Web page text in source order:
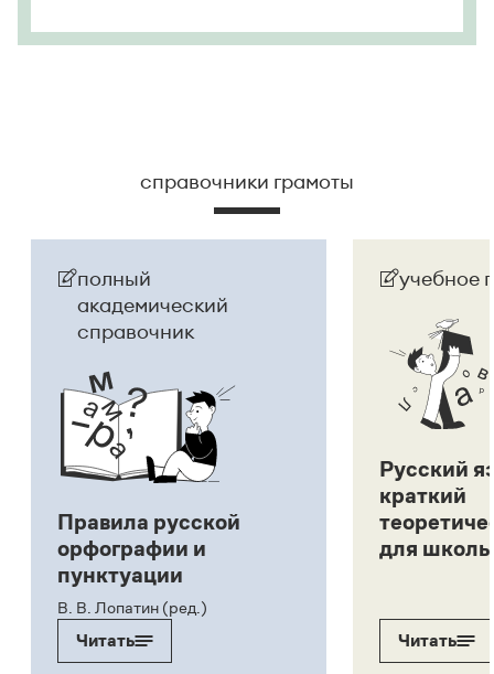
справочники грамоты
полный
академический
справочник
Правила русской
орфографии и
пунктуации
В. В. Лопатин (ред.)
Читать
учебное
Русский
краткий
для
Читать